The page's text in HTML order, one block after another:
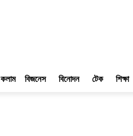
কলাম বিজনেস বিনোদন টেক শিক্ষা